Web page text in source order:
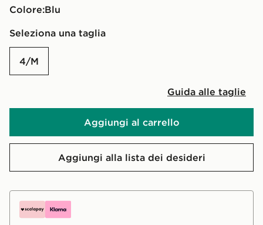
Colore:
blu
Seleziona una taglia
4/M
Guida alle taglie
Aggiungi al carrello
Aggiungi alla lista dei desideri